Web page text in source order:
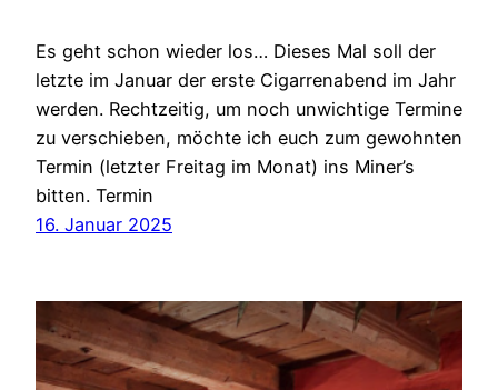
Es geht schon wieder los… Dieses Mal soll der
letzte im Januar der erste Cigarrenabend im Jahr
werden. Rechtzeitig, um noch unwichtige Termine
zu verschieben, möchte ich euch zum gewohnten
Termin (letzter Freitag im Monat) ins Miner’s
bitten. Termin
16. Januar 2025